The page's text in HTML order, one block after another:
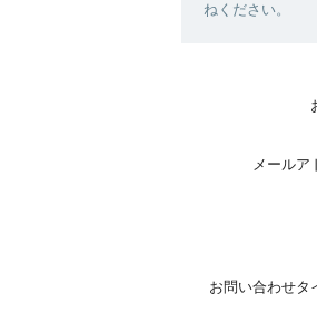
ねください。
メールア
お問い合わせタ